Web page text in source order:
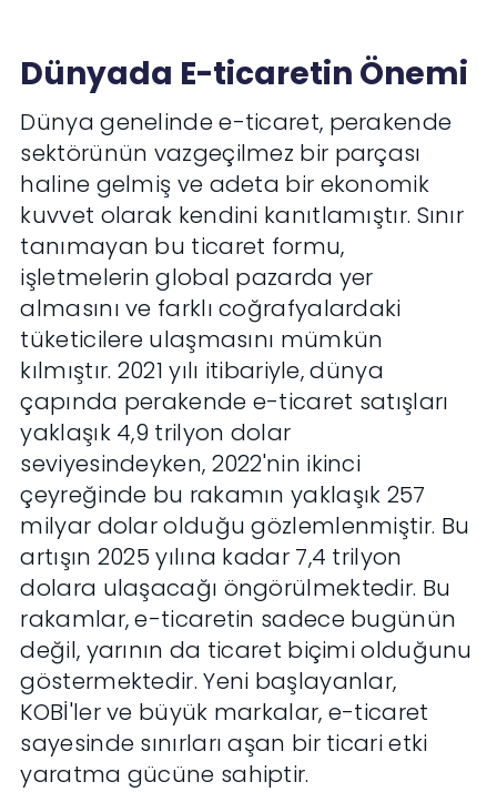
Dünyada E-ticaretin Önemi
Dünya genelinde e-ticaret, perakende
sektörünün vazgeçilmez bir parçası
haline gelmiş ve adeta bir ekonomik
kuvvet olarak kendini kanıtlamıştır. Sınır
tanımayan bu ticaret formu,
işletmelerin global pazarda yer
almasını ve farklı coğrafyalardaki
tüketicilere ulaşmasını mümkün
kılmıştır. 2021 yılı itibariyle, dünya
çapında perakende e-ticaret satışları
yaklaşık 4,9 trilyon dolar
seviyesindeyken, 2022'nin ikinci
çeyreğinde bu rakamın yaklaşık 257
milyar dolar olduğu gözlemlenmiştir. Bu
artışın 2025 yılına kadar 7,4 trilyon
dolara ulaşacağı öngörülmektedir. Bu
rakamlar, e-ticaretin sadece bugünün
değil, yarının da ticaret biçimi olduğunu
göstermektedir. Yeni başlayanlar,
KOBİ'ler ve büyük markalar, e-ticaret
sayesinde sınırları aşan bir ticari etki
yaratma gücüne sahiptir.